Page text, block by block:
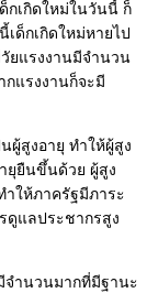
กเกิดใหม่ในวันนี้ ก็
ด็กเกิดใหม่หายไป
ยแรงงานมีจำนวน
แรงงานก็จะมี
ผู้สูงอายุ ทำให้ผู้สูง
ยุยืนขึ้นด้วย ผู้สูง
ให้ภาครัฐมีภาระ
ดูแลประชากรสูง
จำนวนมากที่มีฐานะ